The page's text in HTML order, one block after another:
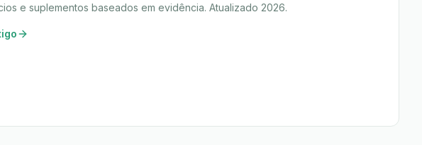
e suplementos baseados em evidência. Atualizado 2026.